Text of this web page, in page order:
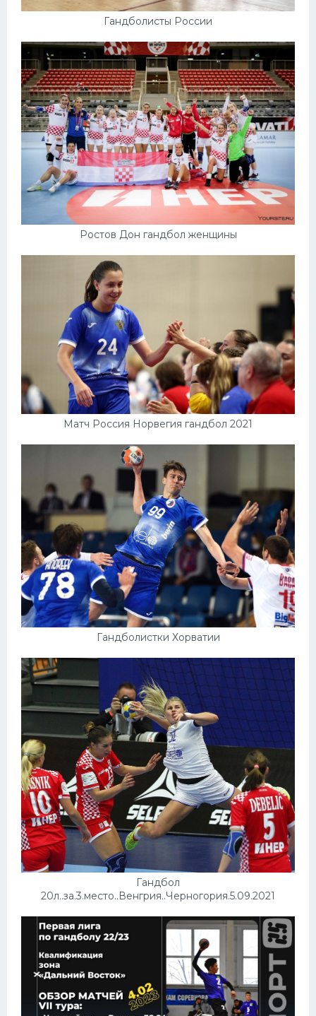
Гандболисты России
Ростов Дон гандбол женщины
Матч Россия Норвегия гандбол 2021
Гандболистки Хорватии
Гандбол
20л..за.3.место..Венгрия..Черногория.5.09.2021